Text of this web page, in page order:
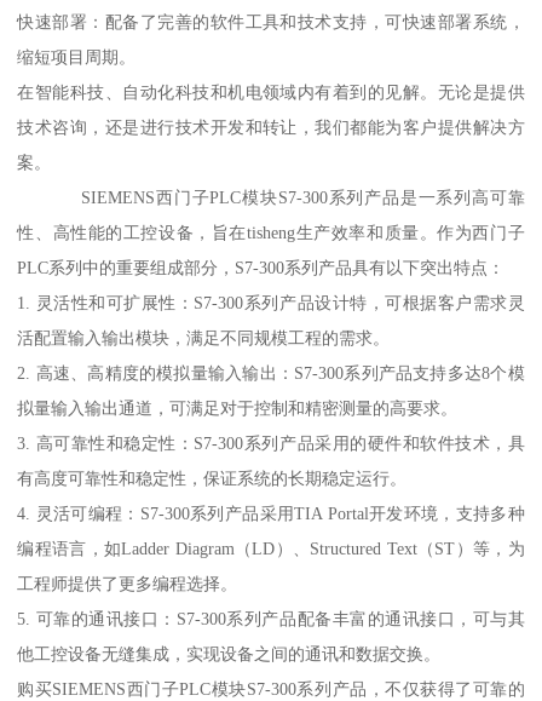
快速部署：配备了完善的软件工具和技术支持，可快速部署系统，
缩短项目周期。
在智能科技、自动化科技和机电领域内有着到的见解。无论是提供
技术咨询，还是进行技术开发和转让，我们都能为客户提供解决方
案。
SIEMENS西门子PLC模块S7-300系列产品是一系列高可靠
性、高性能的工控设备，旨在tisheng生产效率和质量。作为西门子
PLC系列中的重要组成部分，S7-300系列产品具有以下突出特点：
1. 灵活性和可扩展性：S7-300系列产品设计特，可根据客户需求灵
活配置输入输出模块，满足不同规模工程的需求。
2. 高速、高精度的模拟量输入输出：S7-300系列产品支持多达8个模
拟量输入输出通道，可满足对于控制和精密测量的高要求。
3. 高可靠性和稳定性：S7-300系列产品采用的硬件和软件技术，具
有高度可靠性和稳定性，保证系统的长期稳定运行。
4. 灵活可编程：S7-300系列产品采用TIA Portal开发环境，支持多种
编程语言，如Ladder Diagram（LD）、Structured Text（ST）等，为
工程师提供了更多编程选择。
5. 可靠的通讯接口：S7-300系列产品配备丰富的通讯接口，可与其
他工控设备无缝集成，实现设备之间的通讯和数据交换。
购买SIEMENS西门子PLC模块S7-300系列产品，不仅获得了可靠的